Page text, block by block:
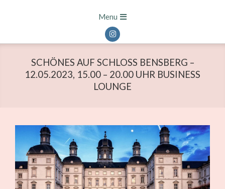
Menu
SCHÖNES AUF SCHLOSS BENSBERG –
12.05.2023, 15.00 – 20.00 UHR BUSINESS
LOUNGE